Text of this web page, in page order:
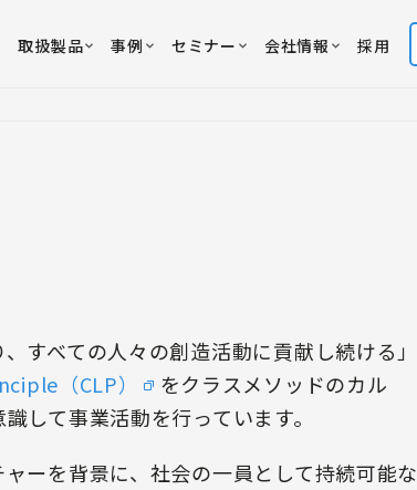
取扱製品 事例 セミナー 会社情報 採用
すべての人々の創造活動に貢献し続ける」
（CLP）
をクラスメソッドのカル
して事業活動を行っています。
ーを背景に、社会の一員として持続可能な